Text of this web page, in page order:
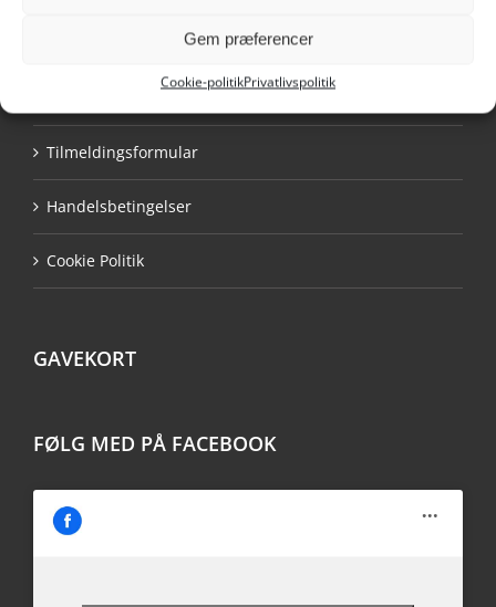
Gem præferencer
Cookie-politikPrivatlivspolitik
Tilmeldingsformular
Handelsbetingelser
Cookie Politik
GAVEKORT
FØLG MED PÅ FACEBOOK